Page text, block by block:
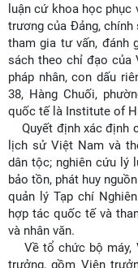
luận cứ khoa học
trương của Đảng, chính
tham gia tư vấn, đánh
sách theo chỉ đạo của
pháp nhân, con dấu
38, Hàng Chuối,
quốc tế là Institute of
Quyết định xác định
lịch sử Việt Nam và
dân tộc; nghiên cứu lý
bảo tồn, phát huy
quản lý Tạp chí
hợp tác quốc tế và
và nhân văn.
Về tổ chức bộ máy,
trưởng, gồm Viện